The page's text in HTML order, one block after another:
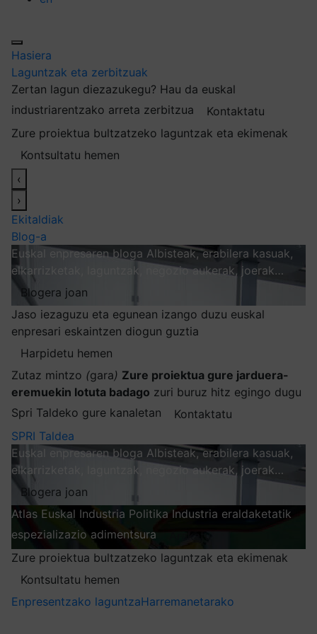
Hasiera
Laguntzak eta zerbitzuak
Zertan lagun diezazukegu? Hau da euskal
industriarentzako arreta zerbitzua
Kontaktatu
Zure proiektua bultzatzeko laguntzak eta ekimenak
Kontsultatu hemen
‹
›
Ekitaldiak
Blog-a
Euskal enpresaren bloga Albisteak, erabilera kasuak,
elkarrizketak, laguntzak, negozio aukerak, joerak…
Blogera joan
Jaso iezaguzu eta egunean izango duzu euskal
enpresari eskaintzen diogun guztia
Harpidetu hemen
Zutaz mintzo (gara) Zure proiektua gure jarduera-
eremuekin lotuta badago zuri buruz hitz egingo dugu
Spri Taldeko gure kanaletan
Kontaktatu
SPRI Taldea
Euskal enpresaren bloga Albisteak, erabilera kasuak,
elkarrizketak, laguntzak, negozio aukerak, joerak…
Blogera joan
Atlas Euskal Industria Politika Industria eraldaketatik
espezializazio adimentsura
Zure proiektua bultzatzeko laguntzak eta ekimenak
Kontsultatu hemen
Enpresentzako laguntzaHarremanetarako